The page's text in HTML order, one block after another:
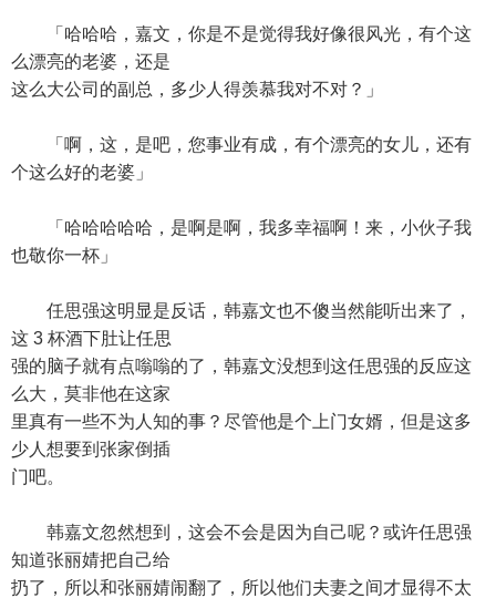
「哈哈哈，嘉文，你是不是觉得我好像很风光，有个这
么漂亮的老婆，还是
这么大公司的副总，多少人得羡慕我对不对？」
「啊，这，是吧，您事业有成，有个漂亮的女儿，还有
个这么好的老婆」
「哈哈哈哈哈，是啊是啊，我多幸福啊！来，小伙子我
也敬你一杯」
任思强这明显是反话，韩嘉文也不傻当然能听出来了，
这 3 杯酒下肚让任思
强的脑子就有点嗡嗡的了，韩嘉文没想到这任思强的反应这
么大，莫非他在这家
里真有一些不为人知的事？尽管他是个上门女婿，但是这多
少人想要到张家倒插
门吧。
韩嘉文忽然想到，这会不会是因为自己呢？或许任思强
知道张丽婧把自己给
扔了，所以和张丽婧闹翻了，所以他们夫妻之间才显得不太